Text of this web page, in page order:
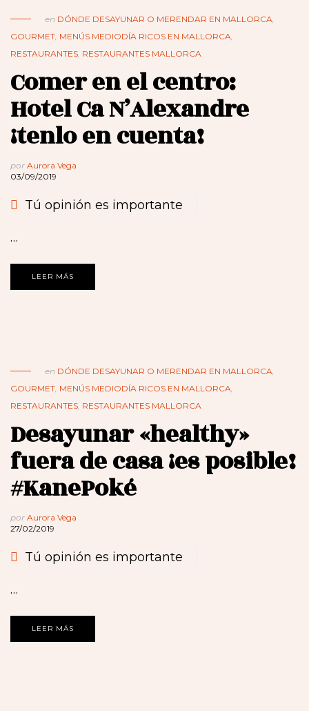
en DÓNDE DESAYUNAR O MERENDAR EN MALLORCA,
GOURMET, MENÚS MEDIODÍA RICOS EN MALLORCA,
RESTAURANTES, RESTAURANTES MALLORCA
Comer en el centro:
Hotel Ca N’Alexandre
¡tenlo en cuenta!
por Aurora Vega
03/09/2019
Tú opinión es importante
…
LEER MÁS
en DÓNDE DESAYUNAR O MERENDAR EN MALLORCA,
GOURMET, MENÚS MEDIODÍA RICOS EN MALLORCA,
RESTAURANTES, RESTAURANTES MALLORCA
Desayunar «healthy»
fuera de casa ¡es posible!
#KanePoké
por Aurora Vega
27/02/2019
Tú opinión es importante
…
LEER MÁS